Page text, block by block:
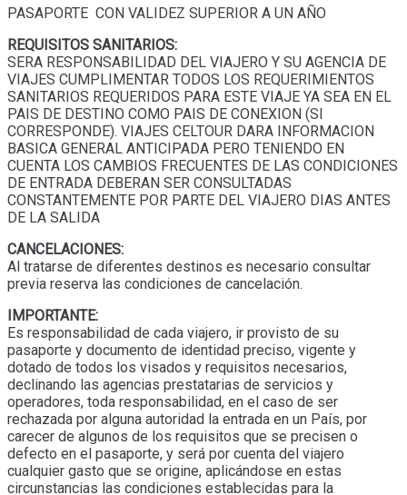
PASAPORTE CON VALIDEZ SUPERIOR A UN AÑO
REQUISITOS SANITARIOS:
SERA RESPONSABILIDAD DEL VIAJERO Y SU AGENCIA DE
VIAJES CUMPLIMENTAR TODOS LOS REQUERIMIENTOS
SANITARIOS REQUERIDOS PARA ESTE VIAJE YA SEA EN EL
PAIS DE DESTINO COMO PAIS DE CONEXION (SI
CORRESPONDE). VIAJES CELTOUR DARA INFORMACION
BASICA GENERAL ANTICIPADA PERO TENIENDO EN
CUENTA LOS CAMBIOS FRECUENTES DE LAS CONDICIONES
DE ENTRADA DEBERAN SER CONSULTADAS
CONSTANTEMENTE POR PARTE DEL VIAJERO DIAS ANTES
DE LA SALIDA
CANCELACIONES:
Al tratarse de diferentes destinos es necesario consultar
previa reserva las condiciones de cancelación.
IMPORTANTE:
Es responsabilidad de cada viajero, ir provisto de su
pasaporte y documento de identidad preciso, vigente y
dotado de todos los visados y requisitos necesarios,
declinando las agencias prestatarias de servicios y
operadores, toda responsabilidad, en el caso de ser
rechazada por alguna autoridad la entrada en un País, por
carecer de algunos de los requisitos que se precisen o
defecto en el pasaporte, y será por cuenta del viajero
cualquier gasto que se origine, aplicándose en estas
circunstancias las condiciones establecidas para la